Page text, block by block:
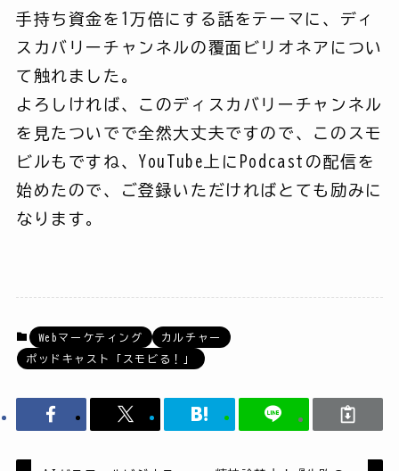
手持ち資金を1万倍にする話をテーマに、ディ
スカバリーチャンネルの覆面ビリオネアについ
て触れました。
よろしければ、このディスカバリーチャンネル
を見たついでで全然大丈夫ですので、このスモ
ビルもですね、YouTube上にPodcastの配信を
始めたので、ご登録いただければとても励みに
なります。
Webマーケティング
カルチャー
ポッドキャスト「スモビる！」